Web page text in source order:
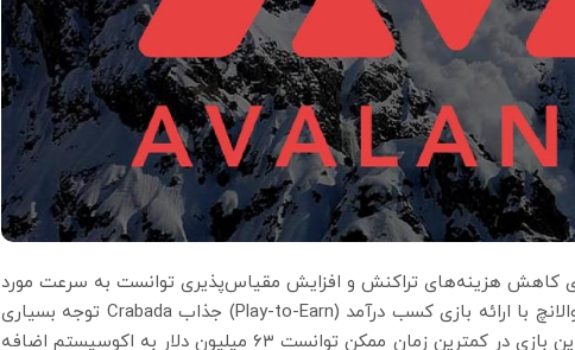
برای کاهش هزینه‌های تراکنش و افزایش مقیاس‌پذیری توانست به سرعت مورد
توجه کاربران حوزه NFT قرار بگیرد. از طرفی، آوالانچ با ارائه بازی کسب درآمد (Play-to-Earn) جذاب Crabada توجه بسیاری
از فعالان حوزه ان اف تی را به خود جلب کند. این بازی در کمترین زمان ممکن توانست ۶۳ میلیون دلار به اکوسیستم اضافه